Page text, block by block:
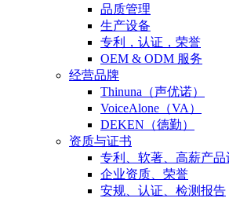
品质管理
生产设备
专利，认证，荣誉
OEM & ODM 服务
经营品牌
Thinuna（声优诺）
VoiceAlone（VA）
DEKEN（德勤）
资质与证书
专利、软著、高薪产品
企业资质、荣誉
安规、认证、检测报告